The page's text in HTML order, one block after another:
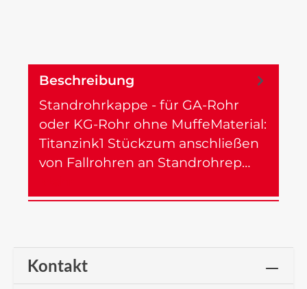
Beschreibung
Standrohrkappe - für GA-Rohr
oder KG-Rohr ohne MuffeMaterial:
Titanzink1 Stückzum anschließen
von Fallrohren an Standrohrep…
Kontakt